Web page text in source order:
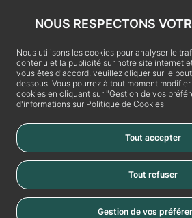
La Vache Noire
Place de la Vache
RN20
94110 Arcueil
NOUS RESPECTONS
Nous utilisons les cookies pour analyser le
contenu et la publicité sur notre site internet
vous êtes d'accord, veuillez cliquer sur le
dessous. Vous pourrez à tout moment
cookies en cliquant sur "Gestion de vos
d'informations sur Politique de Cookies
Tout accepter
Tout refuser
Gestion de vos